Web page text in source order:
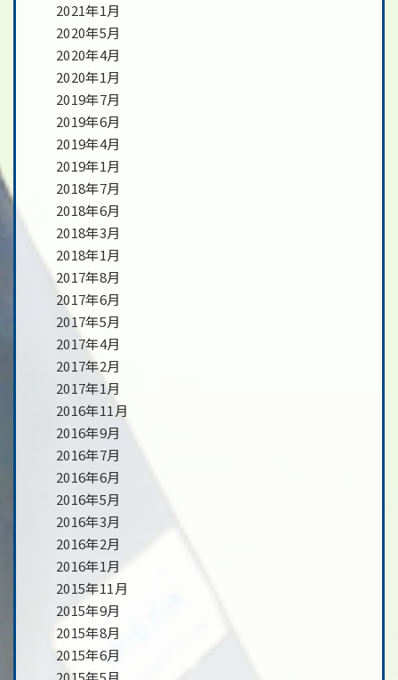
2021年1月
2020年5月
2020年4月
2020年1月
2019年7月
2019年6月
2019年4月
2019年1月
2018年7月
2018年6月
2018年3月
2018年1月
2017年8月
2017年6月
2017年5月
2017年4月
2017年2月
2017年1月
2016年11月
2016年9月
2016年7月
2016年6月
2016年5月
2016年3月
2016年2月
2016年1月
2015年11月
2015年9月
2015年8月
2015年6月